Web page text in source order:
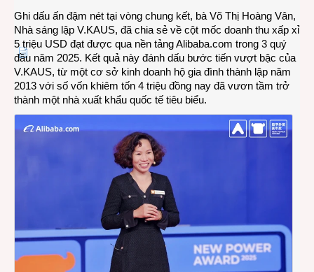
Ghi dấu ấn đậm nét tại vòng chung kết, bà Võ Thị Hoàng Vân,
Nhà sáng lập V.KAUS, đã chia sẻ về cột mốc doanh thu xấp xỉ
5 triệu USD đạt được qua nền tảng Alibaba.com trong 3 quý
đầu năm 2025. Kết quả này đánh dấu bước tiến vượt bậc của
V.KAUS, từ một cơ sở kinh doanh hộ gia đình thành lập năm
2013 với số vốn khiêm tốn 4 triệu đồng nay đã vươn tầm trở
thành một nhà xuất khẩu quốc tế tiêu biểu.